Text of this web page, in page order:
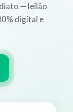
— leilão
digital e